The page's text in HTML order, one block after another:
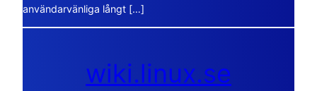
användarvänliga långt […]
wiki.linux.se